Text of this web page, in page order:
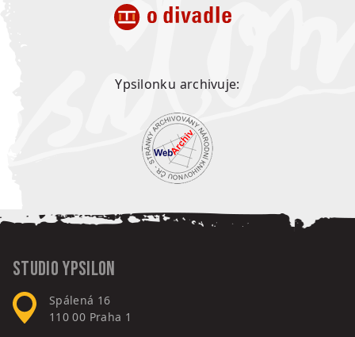
Ypsilonku archivuje:
Studio Ypsilon
Spálená 16
110 00 Praha 1